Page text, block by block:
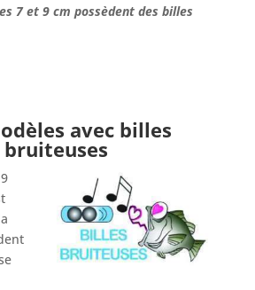
7 et 9 cm possèdent des billes
avec billes
bruiteuses